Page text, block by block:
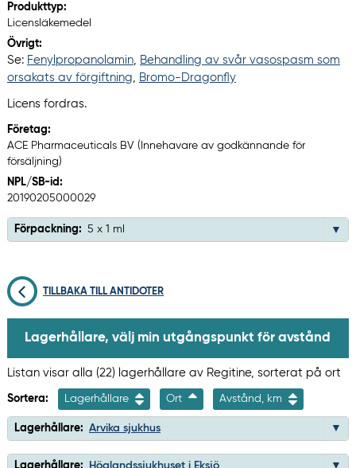
Produkttyp:
Licensläkemedel
Övrigt:
Se: Fenylpropanolamin, Behandling av svår vasospasm som
orsakats av förgiftning, Bromo-Dragonfly
Licens fordras.
Företag:
ACE Pharmaceuticals BV (Innehavare av godkännande för
försäljning)
NPL/SB-id:
20190205000029
Förpackning: 5 x 1 ml
TILLBAKA TILL ANTIDOTER
Lagerhållare, välj min utgångspunkt för avstånd
Listan visar alla (22) lagerhållare av Regitine, sorterat på ort
Sortera: Lagerhållare Ort Avstånd, km
Lagerhållare: Arvika sjukhus
Lagerhållare: Höglandssjukhuset i Eksjö